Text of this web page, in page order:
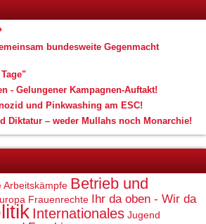
bundesweite Gegenmacht
- Gelungener Kampagnen-Auftakt!
und Pinkwashing am ESC!
Diktatur – weder Mullahs noch Monarchie!
Arbeitskämpfe Betrieb und
Frauenrechte
Ihr da oben - Wir da
Internationales Jugend